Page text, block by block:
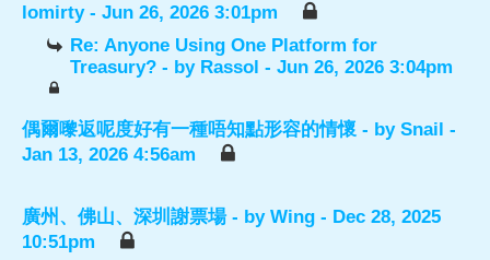
lomirty- Jun 26, 2026 3:01pm
Re: Anyone Using One Platform for
Treasury? - by Rassol - Jun 26, 2026 3:04pm
偶爾嚟返呢度好有一種唔知點形容的情懷 - by Snail -
Jan 13, 2026 4:56am
廣州、佛山、深圳謝票場 - by Wing - Dec 28, 2025
10:51pm